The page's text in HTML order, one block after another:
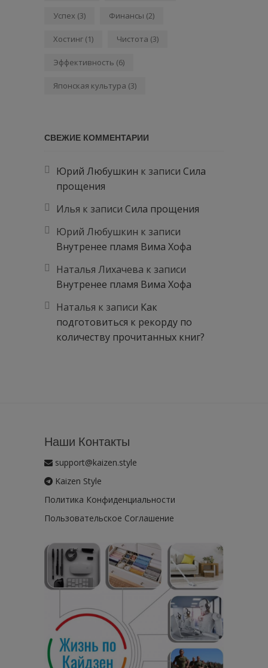
Успех (3) Финансы (2)
Хостинг (1) Чистота (3)
Эффективность (6)
Японская культура (3)
СВЕЖИЕ КОММЕНТАРИИ
Юрий Любушкин к записи Сила
прощения
Илья к записи Сила прощения
Юрий Любушкин к записи
Внутренее пламя Вима Хофа
Наталья Лихачева к записи
Внутренее пламя Вима Хофа
Наталья к записи Как
подготовиться к рекорду по
количеству прочитанных книг?
Наши Контакты
support@kaizen.style
Kaizen Style
Политика Конфиденциальности
Пользовательское Соглашение